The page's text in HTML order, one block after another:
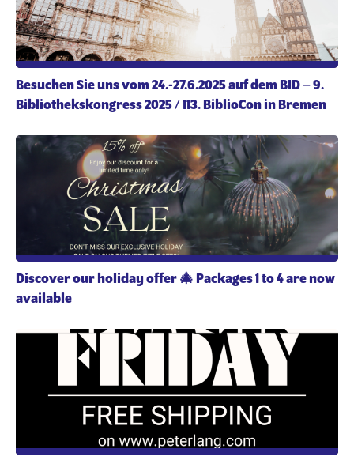
Besuchen Sie uns vom 24.-27.6.2025 auf dem BID – 9.
Bibliothekskongress 2025 / 113. BiblioCon in Bremen
Discover our holiday offer 🎄 Packages 1 to 4 are now
available